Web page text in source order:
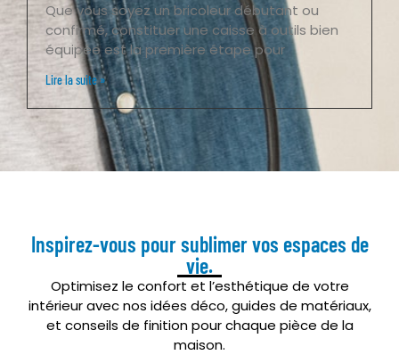
Que vous soyez un bricoleur débutant ou
confirmé, constituer une caisse à outils bien
équipée est la première étape pour
Lire la suite »
Inspirez-vous pour sublimer vos espaces de
vie.
Optimisez le confort et l’esthétique de votre
intérieur avec nos idées déco, guides de matériaux,
et conseils de finition pour chaque pièce de la
maison.